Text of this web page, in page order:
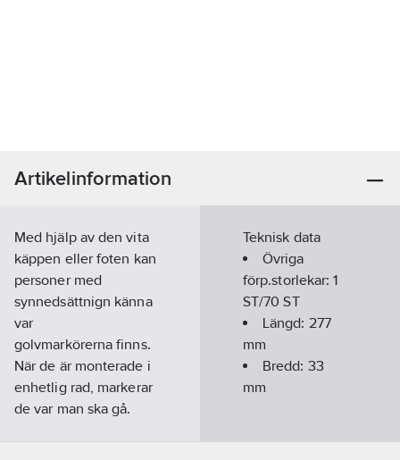
Artikelinformation
Med hjälp av den vita
käppen eller foten kan
personer med
synnedsättnign känna
var
golvmarkörerna finns.
När de är monterade i
enhetlig rad, markerar
de var man ska gå.
Teknisk data
Övriga
förp.storlekar:1
ST/70 ST
Längd: 277
mm
Bredd: 33
mm